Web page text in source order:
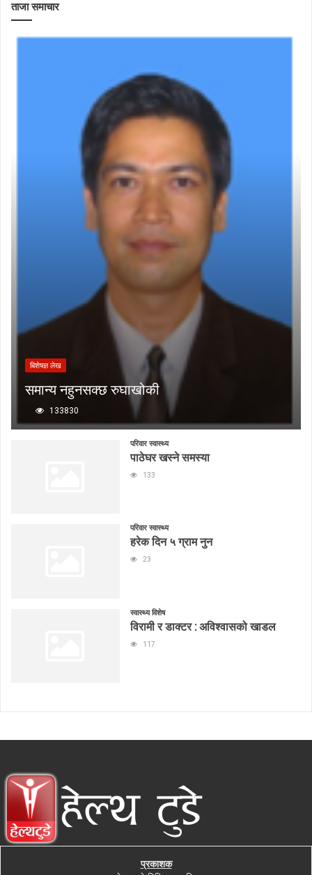
ताजा समाचार
बिशेषज्ञ लेख
समान्य नहुनसक्छ रुघाखोकी
133830
परिवार स्वास्थ्य
पाठेघर खस्ने समस्या
133
परिवार स्वास्थ्य
हरेक दिन ५ ग्राम नुन
23
स्वास्थ्य विशेष
विरामी र डाक्टर : अविश्वासको खाडल
117
प्रकाशक